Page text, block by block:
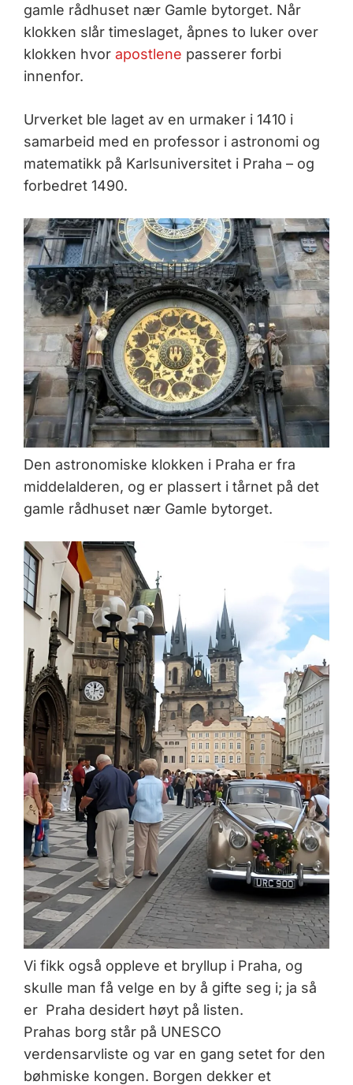
gamle rådhuset nær Gamle bytorget. Når
klokken slår timeslaget, åpnes to luker over
klokken hvor apostlene passerer forbi
innenfor.
Urverket ble laget av en urmaker i 1410 i
samarbeid med en professor i astronomi og
matematikk på Karlsuniversitet i Praha – og
forbedret 1490.
Den astronomiske klokken i Praha er fra
middelalderen, og er plassert i tårnet på det
gamle rådhuset nær Gamle bytorget.
Vi fikk også oppleve et bryllup i Praha, og
skulle man få velge en by å gifte seg i; ja så
er Praha desidert høyt på listen.
Prahas borg står på UNESCO
verdensarvliste og var en gang setet for den
bøhmiske kongen. Borgen dekker et